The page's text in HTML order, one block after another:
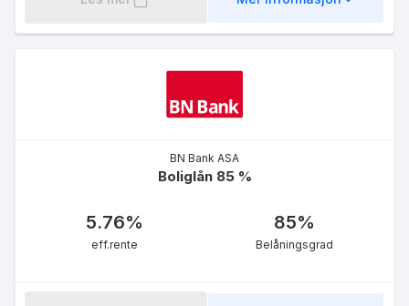
BN Bank ASA
Boliglån 85 %
5.76%
eff.rente
85%
Belåningsgrad